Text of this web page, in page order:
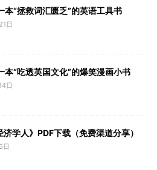
本“拯救词汇匮乏”的英语工具书
日
本“吃透英国文化”的爆笑漫画小书
日
学人》PDF下载（免费渠道分享）
日